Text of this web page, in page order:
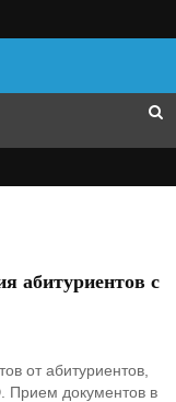
абитуриентов с
от абитуриентов,
Прием документов в